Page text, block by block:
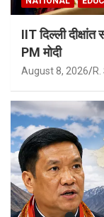
IIT दिल्ली
PM मोदी
August 8, 2026